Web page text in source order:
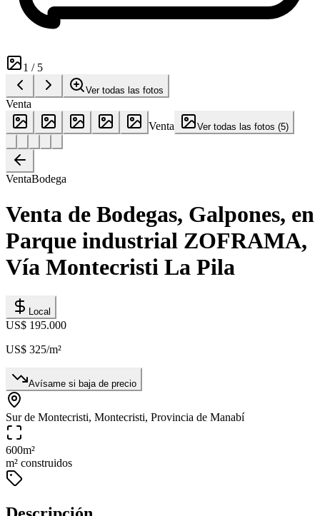
1 / 5
Ver todas las fotos
Venta
Venta
Ver todas las fotos (5)
VentaBodega
Venta de Bodegas, Galpones, en
Parque industrial ZOFRAMA,
Vía Montecristi La Pila
Local
US$ 195.000
US$ 325/m²
Avísame si baja de precio
Sur de Montecristi, Montecristi, Provincia de Manabí
600m²
m² construidos